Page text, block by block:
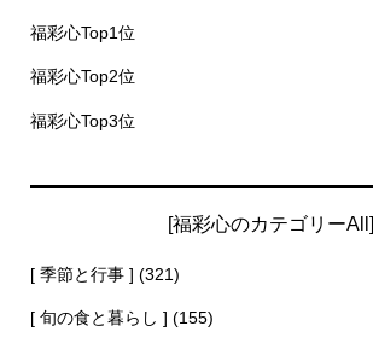
福彩心Top1位
福彩心Top2位
福彩心Top3位
[福彩心のカテゴリーAll]
[ 季節と行事 ] (321)
[ 旬の食と暮らし ] (155)